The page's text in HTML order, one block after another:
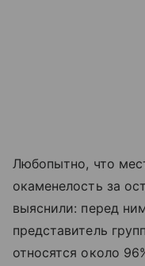
Любопытно, что
окаменелость за
выяснили: перед
представитель
относятся около